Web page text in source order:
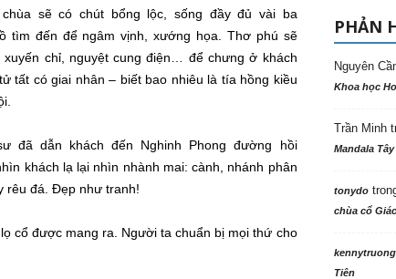
sẽ có chút bổng lộc, sống đầy đủ vài ba
tìm đến để ngâm vịnh ,xướng họa . Thơ phú sẽ
xuyến chỉ, nguyệt cung điện… để chưng ở khách
có giai nhân – biết bao nhiêu là tía hồng kiều
đã dẫn khách đến Nghinh Phong đường hồi
khách lạ lại nhìn nhành mai: cành, nhánh phân
rêu đá. Đẹp như tranh!
cổ được mang ra. Người ta chuẩn bị mọi thứ cho
PHẢN
Nguyên
Khoa học
Trần Minh
Mandala
tonydo
chùa cổ
kennytruong
Tiên